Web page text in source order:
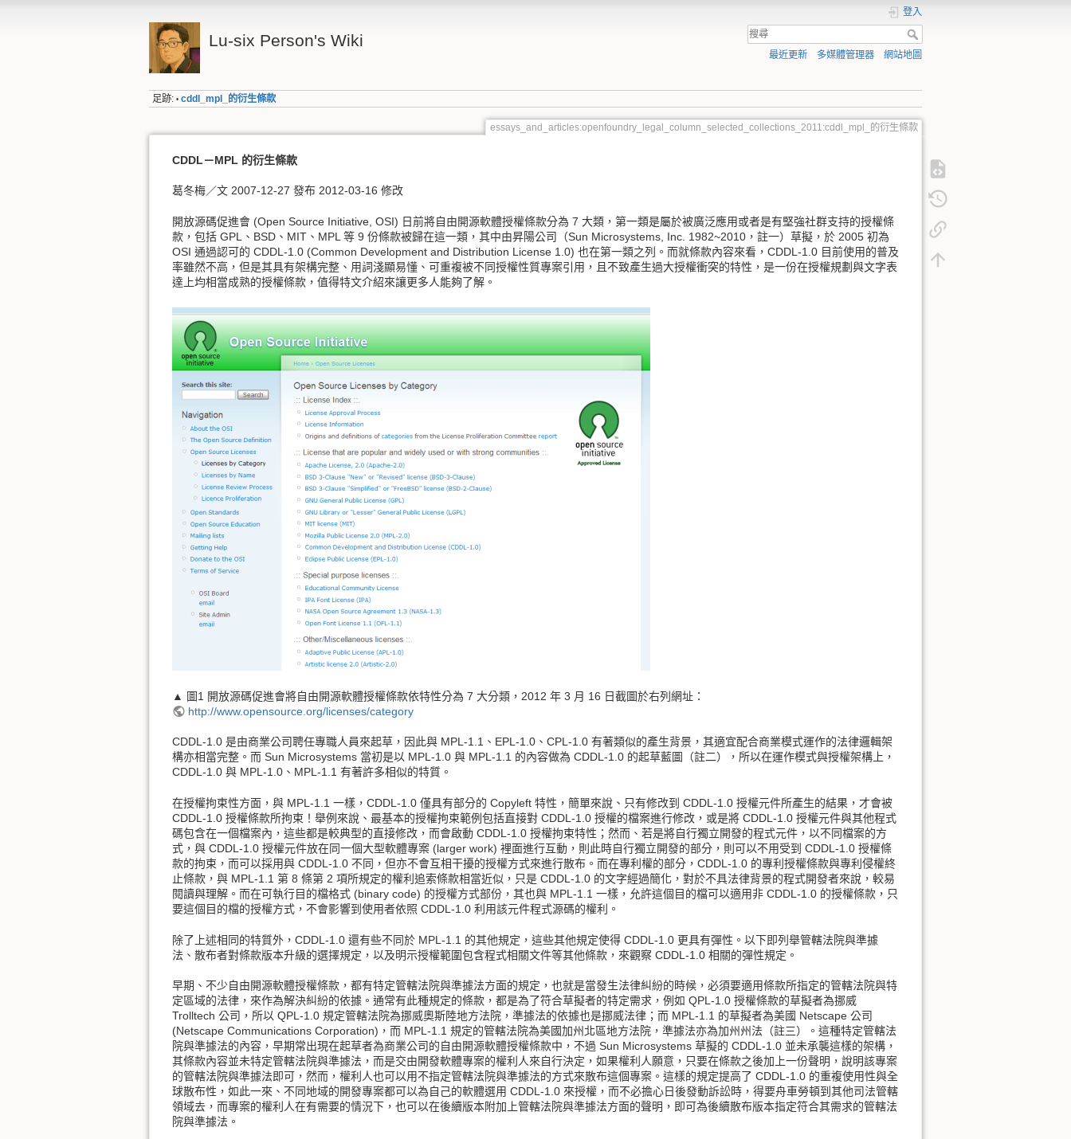
Lu-six Person's Wiki
登入
最近更新 多媒體管理器 網站地圖
足跡: • cddl_mpl_的衍生條款
essays_and_articles:openfoundry_legal_column_selected_collections_2011:cddl_mpl_的衍生條款
CDDL－MPL 的衍生條款
葛冬梅／文 2007-12-27 發布 2012-03-16 修改
開放源碼促進會 (Open Source Initiative, OSI) 日前將自由開源軟體授權條款分為 7 大類，第一類是屬於被廣泛應用或者是有堅強社群支持的授權條
款，包括 GPL、BSD、MIT、MPL 等 9 份條款被歸在這一類，其中由昇陽公司（Sun Microsystems, Inc. 1982~2010，註一）草擬，於 2005 初為
OSI 通過認可的 CDDL-1.0 (Common Development and Distribution License 1.0) 也在第一類之列。而就條款內容來看，CDDL-1.0 目前使用的普及
率雖然不高，但是其具有架構完整、用詞淺顯易懂、可重複被不同授權性質專案引用，且不致產生過大授權衝突的特性，是一份在授權規劃與文字表
達上均相當成熟的授權條款，值得特文介紹來讓更多人能夠了解。
▲ 圖1 開放源碼促進會將自由開源軟體授權條款依特性分為 7 大分類，2012 年 3 月 16 日截圖於右列網址：
http://www.opensource.org/licenses/category
CDDL-1.0 是由商業公司聘任專職人員來起草，因此與 MPL-1.1、EPL-1.0、CPL-1.0 有著類似的產生背景，其適宜配合商業模式運作的法律邏輯架
構亦相當完整。而 Sun Microsystems 當初是以 MPL-1.0 與 MPL-1.1 的內容做為 CDDL-1.0 的起草藍圖（註二），所以在運作模式與授權架構上，
CDDL-1.0 與 MPL-1.0、MPL-1.1 有著許多相似的特質。
在授權拘束性方面，與 MPL-1.1 一樣，CDDL-1.0 僅具有部分的 Copyleft 特性，簡單來說、只有修改到 CDDL-1.0 授權元件所產生的結果，才會被
CDDL-1.0 授權條款所拘束！舉例來說、最基本的授權拘束範例包括直接對 CDDL-1.0 授權的檔案進行修改，或是將 CDDL-1.0 授權元件與其他程式
碼包含在一個檔案內，這些都是較典型的直接修改，而會啟動 CDDL-1.0 授權拘束特性；然而、若是將自行獨立開發的程式元件，以不同檔案的方
式，與 CDDL-1.0 授權元件放在同一個大型軟體專案 (larger work) 裡面進行互動，則此時自行獨立開發的部分，則可以不用受到 CDDL-1.0 授權條
款的拘束，而可以採用與 CDDL-1.0 不同，但亦不會互相干擾的授權方式來進行散布。而在專利權的部分，CDDL-1.0 的專利授權條款與專利侵權終
止條款，與 MPL-1.1 第 8 條第 2 項所規定的權利追索條款相當近似，只是 CDDL-1.0 的文字經過簡化，對於不具法律背景的程式開發者來說，較易
閱讀與理解。而在可執行目的檔格式 (binary code) 的授權方式部份，其也與 MPL-1.1 一樣，允許這個目的檔可以適用非 CDDL-1.0 的授權條款，只
要這個目的檔的授權方式，不會影響到使用者依照 CDDL-1.0 利用該元件程式源碼的權利。
除了上述相同的特質外，CDDL-1.0 還有些不同於 MPL-1.1 的其他規定，這些其他規定使得 CDDL-1.0 更具有彈性。以下即列舉管轄法院與準據
法、散布者對條款版本升級的選擇規定，以及明示授權範圍包含程式相關文件等其他條款，來觀察 CDDL-1.0 相關的彈性規定。
早期、不少自由開源軟體授權條款，都有特定管轄法院與準據法方面的規定，也就是當發生法律糾紛的時候，必須要適用條款所指定的管轄法院與特
定區域的法律，來作為解決糾紛的依據。通常有此種規定的條款，都是為了符合草擬者的特定需求，例如 QPL-1.0 授權條款的草擬者為挪威
Trolltech 公司，所以 QPL-1.0 規定管轄法院為挪威奧斯陸地方法院，準據法的依據也是挪威法律；而 MPL-1.1 的草擬者為美國 Netscape 公司
(Netscape Communications Corporation)，而 MPL-1.1 規定的管轄法院為美國加州北區地方法院，準據法亦為加州州法（註三）。這種特定管轄法
院與準據法的內容，早期常出現在起草者為商業公司的自由開源軟體授權條款中，不過 Sun Microsystems 草擬的 CDDL-1.0 並未承襲這樣的架構，
其條款內容並未特定管轄法院與準據法，而是交由開發軟體專案的權利人來自行決定，如果權利人願意，只要在條款之後加上一份聲明，說明該專案
的管轄法院與準據法即可，然而，權利人也可以用不指定管轄法院與準據法的方式來散布這個專案。這樣的規定提高了 CDDL-1.0 的重複使用性與全
球散布性，如此一來、不同地域的開發專案都可以為自己的軟體選用 CDDL-1.0 來授權，而不必擔心日後發動訴訟時，得要舟車勞頓到其他司法管轄
領域去，而專案的權利人在有需要的情況下，也可以在後續版本附加上管轄法院與準據法方面的聲明，即可為後續散布版本指定符合其需求的管轄法
院與準據法。